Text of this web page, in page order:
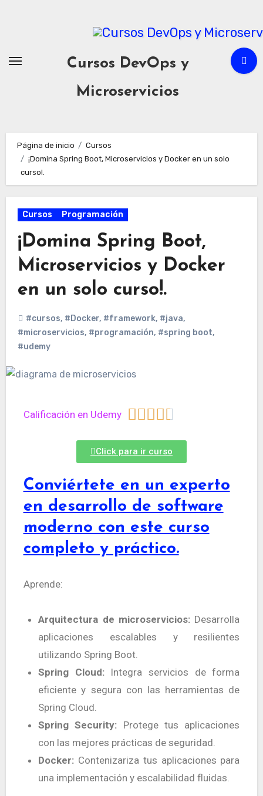
Cursos DevOps y
Microservicios
Página de inicio
Cursos
¡Domina Spring Boot, Microservicios y Docker en un solo
curso!.
Cursos Programación
¡Domina Spring Boot,
Microservicios y Docker
en un solo curso!.
#cursos, #Docker, #framework, #java,
#microservicios, #programación, #spring boot,
#udemy
Calificación en Udemy 
Click para ir curso
Conviértete en un experto
en desarrollo de software
moderno con este curso
completo y práctico.
Aprende:
Arquitectura de microservicios: Desarrolla
aplicaciones escalables y resilientes
utilizando Spring Boot.
Spring Cloud:Integra servicios de forma
eficiente y segura con las herramientas de
Spring Cloud.
Spring Security: Protege tus aplicaciones
con las mejores prácticas de seguridad.
Docker: Contenizariza tus aplicaciones para
una implementación y escalabilidad fluidas.